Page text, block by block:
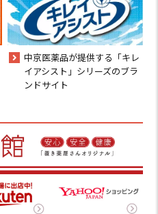
中京医薬品が提供する「キレ
イアシスト」シリーズのブラ
ンドサイト